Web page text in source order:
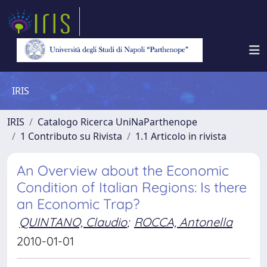
IRIS
IRIS
Catalogo Ricerca UniNaParthenope
1 Contributo su Rivista
1.1 Articolo in rivista
An Overview about the Economic
Condition of Italian Regions: Is there
an Economic Trap?
QUINTANO, Claudio; ROCCA, Antonella
2010-01-01